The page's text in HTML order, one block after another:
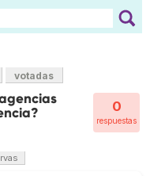
votadas
0
respuestas